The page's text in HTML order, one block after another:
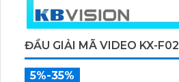
ĐẦU GIẢI MÃ VIDEO KX-
5%-35%